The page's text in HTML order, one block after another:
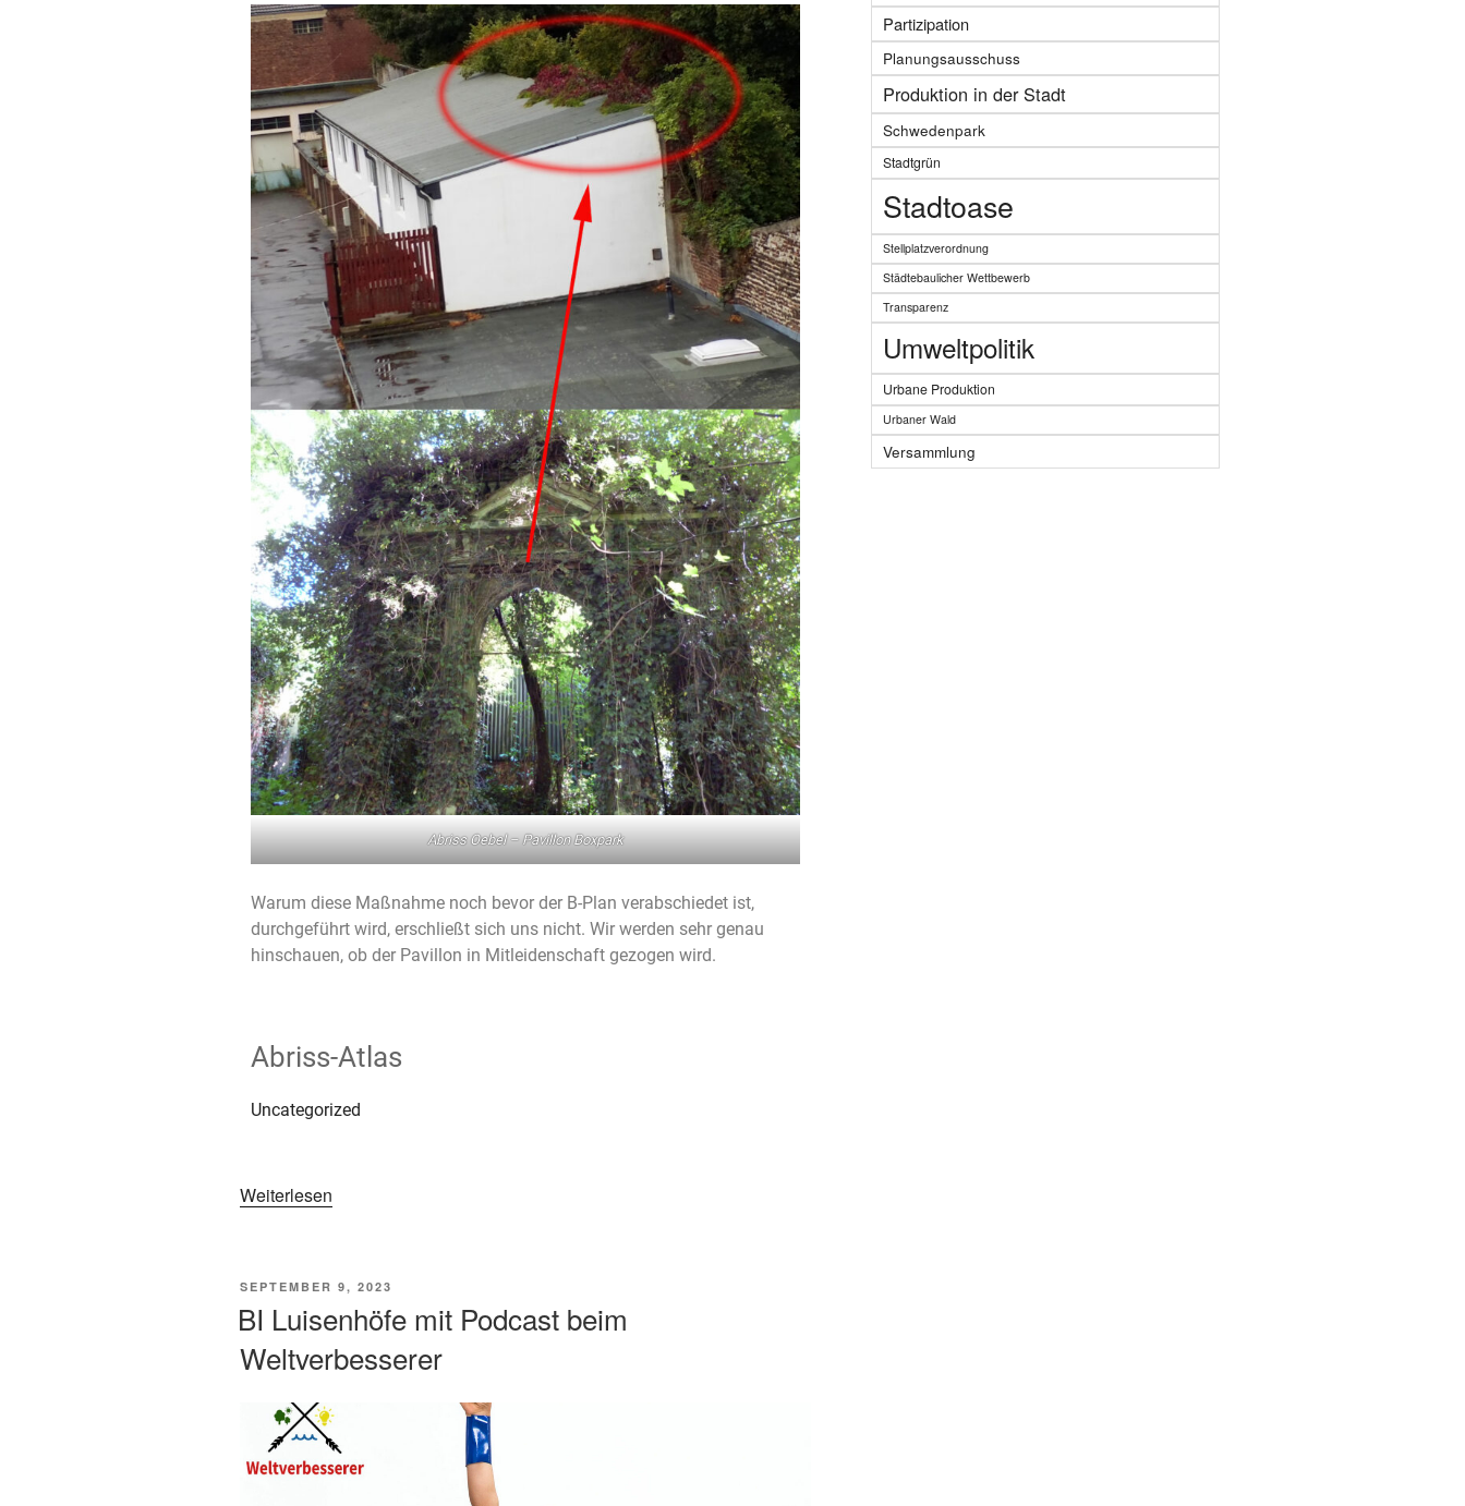
Abriss Oebel – Pavillon Boxpark
Warum diese Maßnahme noch bevor der B-Plan verabschiedet ist,
durchgeführt wird, erschließt sich uns nicht. Wir werden sehr genau
hinschauen, ob der Pavillon in Mitleidenschaft gezogen wird.
Abriss-Atlas
Uncategorized
Weiterlesen
SEPTEMBER 9, 2023
BI Luisenhöfe mit Podcast beim
Weltverbesserer
Partizipation
Planungsausschuss
Produktion in der Stadt
Schwedenpark
Stadtgrün
Stadtoase
Stellplatzverordnung
Städtebaulicher Wettbewerb
Transparenz
Umweltpolitik
Urbane Produktion
Urbaner Wald
Versammlung